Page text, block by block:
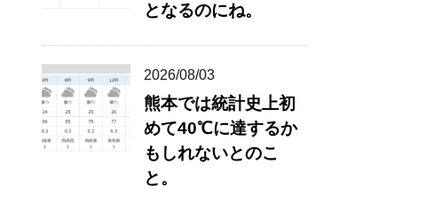
となるのにね。
2026/08/03
熊本では統計史上初
めて40℃に達するか
もしれないとのこ
と。